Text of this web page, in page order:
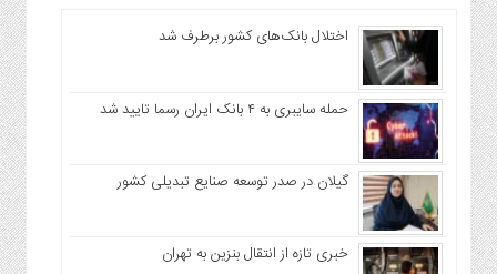
اختلال بانک‌های کشور برطرف شد
حمله سایبری به ۴ بانک ایران رسما تایید شد
گیلان در صدر توسعه صنایع تبدیلی کشور
خبری تازه از انتقال بنزین به تهران